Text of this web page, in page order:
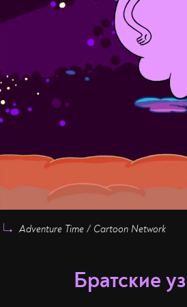
Adventure Time / Cartoon Network
Братские